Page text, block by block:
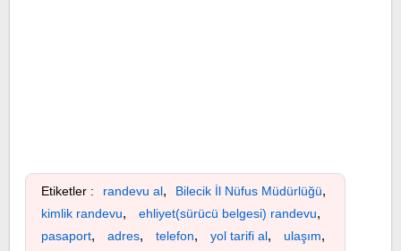
Etiketler : randevu al, Bilecik İl Nüfus Müdürlüğü,
kimlik randevu, ehliyet(sürücü belgesi) randevu,
pasaport, adres, telefon, yol tarifi al, ulaşım,